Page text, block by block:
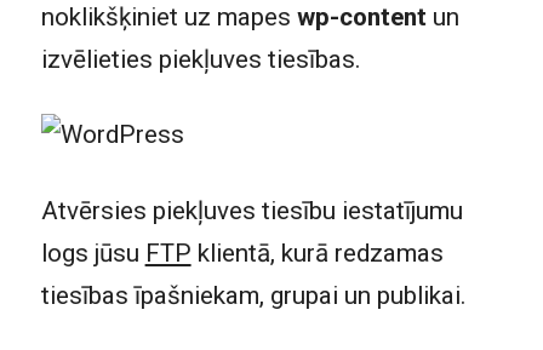
noklikšķiniet uz mapes wp-contentun
izvēlieties piekļuves tiesības.
Atvērsies piekļuves tiesību iestatījumu
logs jūsu FTP klientā, kurā redzamas
tiesības īpašniekam, grupai un publikai.